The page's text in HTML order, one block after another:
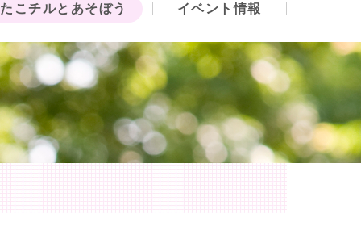
たこチルとあそぼう イベント情報